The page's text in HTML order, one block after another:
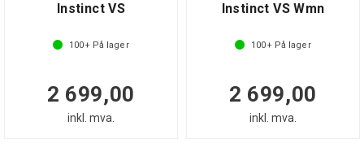
Instinct VS
100+På lager
2 699,00
inkl. mva.
Instinct VS Wmn
100+På lager
2 699,00
inkl. mva.